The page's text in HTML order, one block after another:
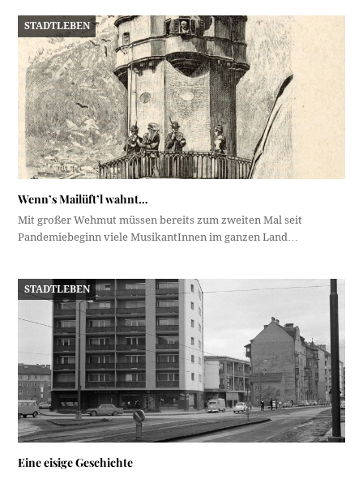
STADTLEBEN
Wenn’s Mailüft’l wahnt…
Mit großer Wehmut müssen bereits zum zweiten Mal seit
Pandemiebeginn viele MusikantInnen im ganzen Land…
STADTLEBEN
Eine eisige Geschichte